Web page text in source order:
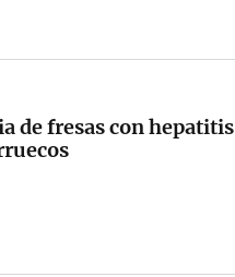
de fresas con hepatitis